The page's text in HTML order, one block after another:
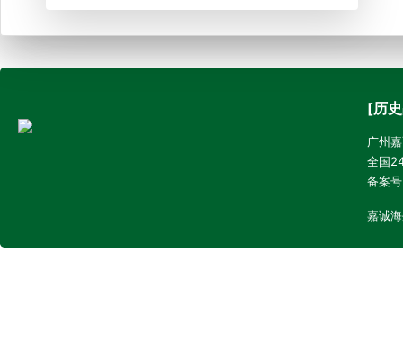
[历
广州
全国
备案
嘉诚